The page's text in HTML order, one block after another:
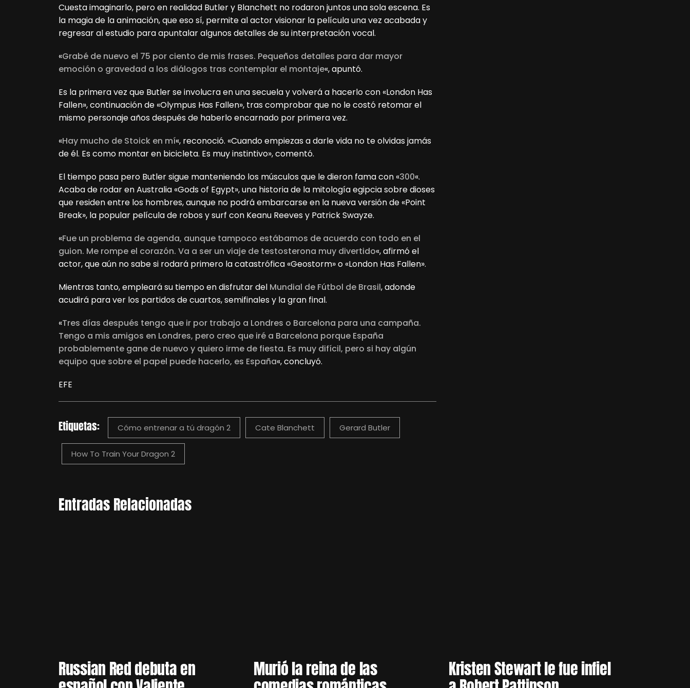
Cuesta imaginarlo, pero en realidad Butler y Blanchett no rodaron juntos una sola escena. Es
la magia de la animación, que eso sí, permite al actor visionar la película una vez acabada y
regresar al estudio para apuntalar algunos detalles de su interpretación vocal.
«Grabé de nuevo el 75 por ciento de mis frases. Pequeños detalles para dar mayor
emoción o gravedad a los diálogos tras contemplar el montaje«, apuntó.
Es la primera vez que Butler se involucra en una secuela y volverá a hacerlo con «London Has
Fallen», continuación de «Olympus Has Fallen», tras comprobar que no le costó retomar el
mismo personaje años después de haberlo encarnado por primera vez.
«Hay mucho de Stoick en mí«, reconoció. «Cuando empiezas a darle vida no te olvidas jamás
de él. Es como montar en bicicleta. Es muy instintivo», comentó.
El tiempo pasa pero Butler sigue manteniendo los músculos que le dieron fama con «300«.
Acaba de rodar en Australia «Gods of Egypt», una historia de la mitología egipcia sobre dioses
que residen entre los hombres, aunque no podrá embarcarse en la nueva versión de «Point
Break», la popular película de robos y surf con Keanu Reeves y Patrick Swayze.
«Fue un problema de agenda, aunque tampoco estábamos de acuerdo con todo en el
guion. Me rompe el corazón. Va a ser un viaje de testosterona muy divertido«, afirmó el
actor, que aún no sabe si rodará primero la catastrófica «Geostorm» o «London Has Fallen».
Mientras tanto, empleará su tiempo en disfrutar del Mundial de Fútbol de Brasil, adonde
acudirá para ver los partidos de cuartos, semifinales y la gran final.
«Tres días después tengo que ir por trabajo a Londres o Barcelona para una campaña.
Tengo a mis amigos en Londres, pero creo que iré a Barcelona porque España
probablemente gane de nuevo y quiero irme de fiesta. Es muy difícil, pero si hay algún
equipo que sobre el papel puede hacerlo, es España«, concluyó.
EFE
Etiquetas: Cómo entrenar a tú dragón 2 Cate Blanchett Gerard Butler
How To Train Your Dragon 2
Entradas Relacionadas
Russian Red debuta en Murió la reina de las Kristen Stewart le fue infiel